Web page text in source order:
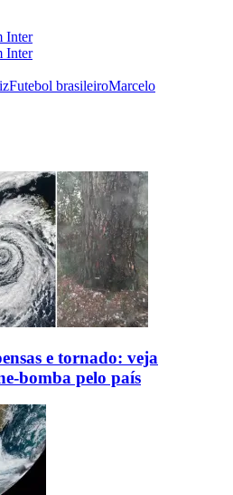
Futebol brasileiroMarcelo
e tornado: veja
bomba pelo país